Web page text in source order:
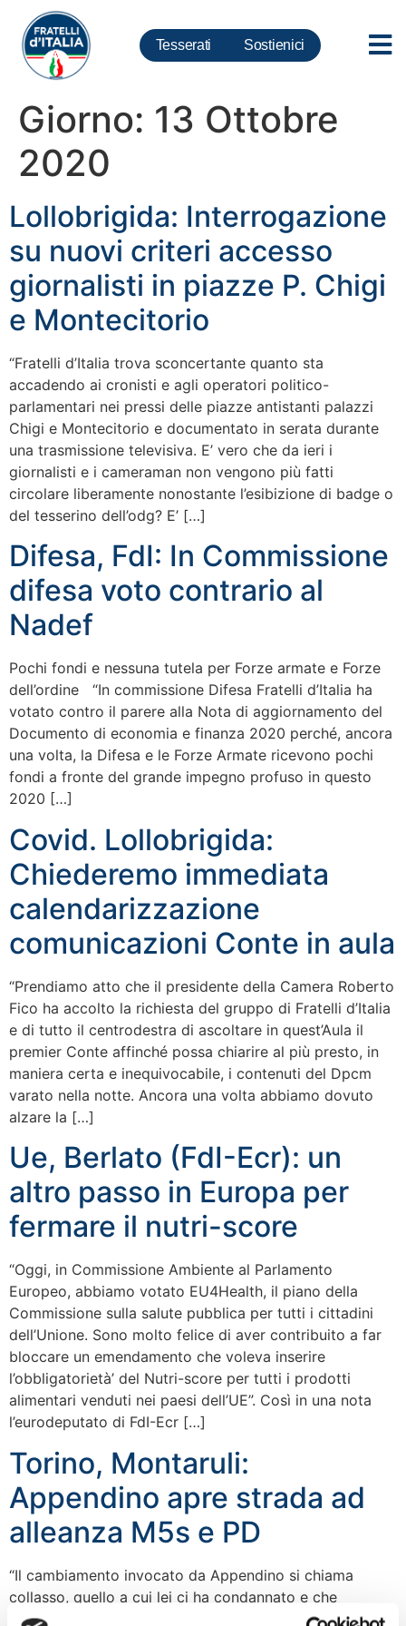
Tesserati Sostienici
Giorno: 13 Ottobre
2020
Lollobrigida: Interrogazione
su nuovi criteri accesso
giornalisti in piazze P. Chigi
e Montecitorio
“Fratelli d’Italia trova sconcertante quanto sta
accadendo ai cronisti e agli operatori politico-
parlamentari nei pressi delle piazze antistanti palazzi
Chigi e Montecitorio e documentato in serata durante
una trasmissione televisiva. E’ vero che da ieri i
giornalisti e i cameraman non vengono più fatti
circolare liberamente nonostante l’esibizione di badge o
del tesserino dell’odg? E’ […]
Difesa, FdI: In Commissione
difesa voto contrario al
Nadef
Pochi fondi e nessuna tutela per Forze armate e Forze
dell’ordine “In commissione Difesa Fratelli d’Italia ha
votato contro il parere alla Nota di aggiornamento del
Documento di economia e finanza 2020 perché, ancora
una volta, la Difesa e le Forze Armate ricevono pochi
fondi a fronte del grande impegno profuso in questo
2020 […]
Covid. Lollobrigida:
Chiederemo immediata
calendarizzazione
comunicazioni Conte in aula
“Prendiamo atto che il presidente della Camera Roberto
Fico ha accolto la richiesta del gruppo di Fratelli d’Italia
e di tutto il centrodestra di ascoltare in quest’Aula il
premier Conte affinché possa chiarire al più presto, in
maniera certa e inequivocabile, i contenuti del Dpcm
varato nella notte. Ancora una volta abbiamo dovuto
alzare la […]
Ue, Berlato (FdI-Ecr): un
altro passo in Europa per
fermare il nutri-score
“Oggi, in Commissione Ambiente al Parlamento
Europeo, abbiamo votato EU4Health, il piano della
Commissione sulla salute pubblica per tutti i cittadini
dell’Unione. Sono molto felice di aver contribuito a far
bloccare un emendamento che voleva inserire
l’obbligatorietà’ del Nutri-score per tutti i prodotti
alimentari venduti nei paesi dell’UE”. Così in una nota
l’eurodeputato di FdI-Ecr […]
Torino, Montaruli:
Appendino apre strada ad
alleanza M5s e PD
“Il cambiamento invocato da Appendino si chiama
collasso, quello a cui lei ci ha condannato e che
auguriamo Torino si lasci alle spalle. Basta pantomime,